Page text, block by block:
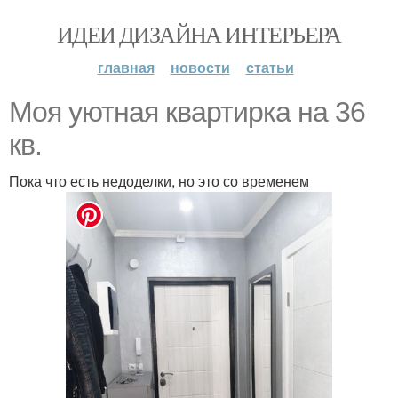
ИДЕИ ДИЗАЙНА ИНТЕРЬЕРА
главная новости статьи
Моя уютная квартирка на 36
кв.
Пока что есть недоделки, но это со временем